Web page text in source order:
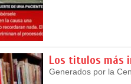
Los titulos más
Generados por la